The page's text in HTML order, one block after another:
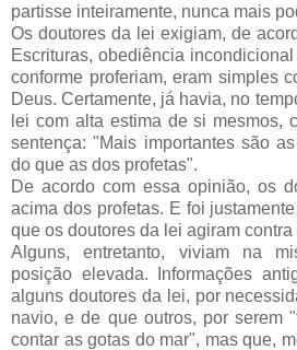
partisse inteiramente, nunca mais
Os doutores da lei exigiam, de
Escrituras, obediência
conforme proferiam, eram simples
Deus. Certamente, já havia, no
lei com alta estima de si mesmos,
sentença: "Mais importantes são
do que as dos profetas".
De acordo com essa opinião, os
acima dos profetas. E foi
que os doutores da lei agiram
Alguns, entretanto, viviam na
posição elevada. Informações
alguns doutores da lei, por
navio, e de que outros, por serem
contar as gotas do mar", mas que,